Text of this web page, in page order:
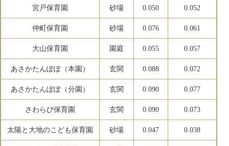
宮戸保育園 砂場 0.050 0.052
仲町保育園 砂場 0.076 0.061
大山保育園 園庭 0.055 0.057
あさかたんぽぽ（本園） 玄関 0.088 0.072
あさかたんぽぽ（分園） 玄関 0.090 0.077
さわらび保育園 玄関 0.090 0.073
太陽と大地のこども保育園 砂場 0.047 0.038